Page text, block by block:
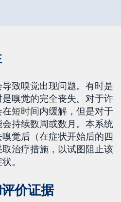
导致嗅觉出现问题。有时是
嗅觉的完全丧失。对于许
短时间内缓解，但是对于
持续数周或数月。本系统
觉后（在症状开始后的四
治疗措施，以试图阻止该
。
价证据